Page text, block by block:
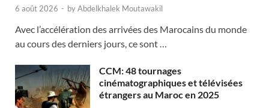
6 août 2026 - byAbdelkhalek Moutawakil
Avec l’accélération des arrivées des Marocains du monde
au cours des derniers jours, ce sont …
CCM: 48 tournages
cinématographiques et télévisées
étrangers au Maroc en 2025